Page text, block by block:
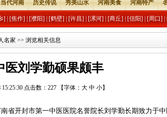
当代河南 历史传说 秀美山水 河南美食 河南特产
] [焦作] [濮阳] [鹤壁] [许昌] [漯河] [商丘] [信阳] [周口]
名家 >> 浏览相关信息
医刘学勤硕果颇丰
15:25:30 点击数： 227 【字体： 大 中 小】
省开封市第一中医医院名誉院长刘学勤长期致力于